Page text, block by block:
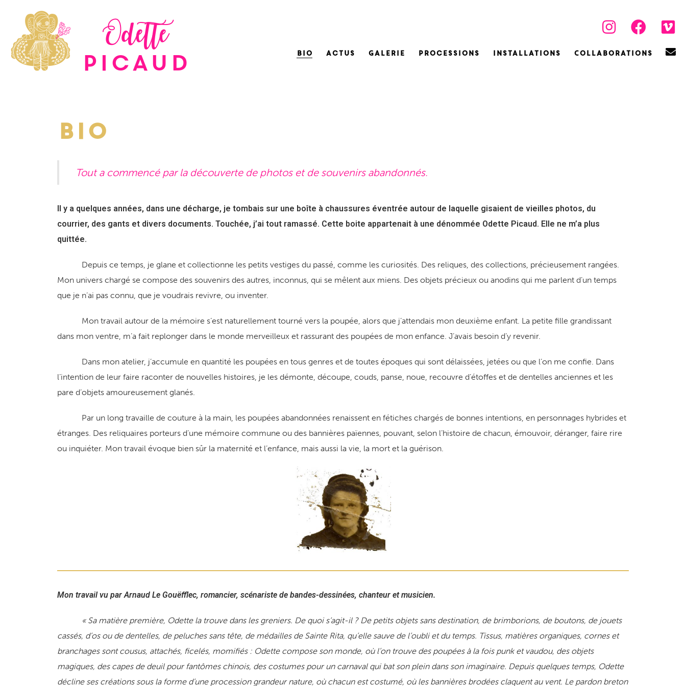
Odette
Picaud Bio Actus Galerie Processions Installations Collaborations
Bio
Tout a commencé par la découverte de photos et de souvenirs abandonnés.
Il y a quelques années, dans une décharge, je tombais sur une boîte à chaussures éventrée autour de laquelle gisaient de vieilles photos, du
courrier, des gants et divers documents. Touchée, j’ai tout ramassé. Cette boite appartenait à une dénommée Odette Picaud. Elle ne m’a plus
quittée.
Depuis ce temps, je glane et collectionne les petits vestiges du passé, comme les curiosités. Des reliques, des collections, précieusement rangées.
Mon univers chargé se compose des souvenirs des autres, inconnus, qui se mêlent aux miens. Des objets précieux ou anodins qui me parlent d’un temps
que je n’ai pas connu, que je voudrais revivre, ou inventer.
Mon travail autour de la mémoire s’est naturellement tourné vers la poupée, alors que j’attendais mon deuxième enfant. La petite fille grandissant
dans mon ventre, m’a fait replonger dans le monde merveilleux et rassurant des poupées de mon enfance. J’avais besoin d’y revenir.
Dans mon atelier, j’accumule en quantité les poupées en tous genres et de toutes époques qui sont délaissées, jetées ou que l’on me confie. Dans
l’intention de leur faire raconter de nouvelles histoires, je les démonte, découpe, couds, panse, noue, recouvre d’étoffes et de dentelles anciennes et les
pare d’objets amoureusement glanés.
Par un long travaille de couture à la main, les poupées abandonnées renaissent en fétiches chargés de bonnes intentions, en personnages hybrides et
étranges. Des reliquaires porteurs d’une mémoire commune ou des bannières païennes, pouvant, selon l’histoire de chacun, émouvoir, déranger, faire rire
ou inquiéter. Mon travail évoque bien sûr la maternité et l’enfance, mais aussi la vie, la mort et la guérison.
Mon travail vu par Arnaud Le Gouëfflec, romancier, scénariste de bandes-dessinées, chanteur et musicien.
« Sa matière première, Odette la trouve dans les greniers. De quoi s’agit-il ? De petits objets sans destination, de brimborions, de boutons, de jouets
cassés, d’os ou de dentelles, de peluches sans tête, de médailles de Sainte Rita, qu’elle sauve de l’oubli et du temps. Tissus, matières organiques, cornes et
branchages sont cousus, attachés, ficelés, momifiés : Odette compose son monde, où l’on trouve des poupées à la fois punk et vaudou, des objets
magiques, des capes de deuil pour fantômes chinois, des costumes pour un carnaval qui bat son plein dans son imaginaire. Depuis quelques temps, Odette
décline ses créations sous la forme d’une procession grandeur nature, où chacun est costumé, où les bannières brodées claquent au vent. Le pardon breton